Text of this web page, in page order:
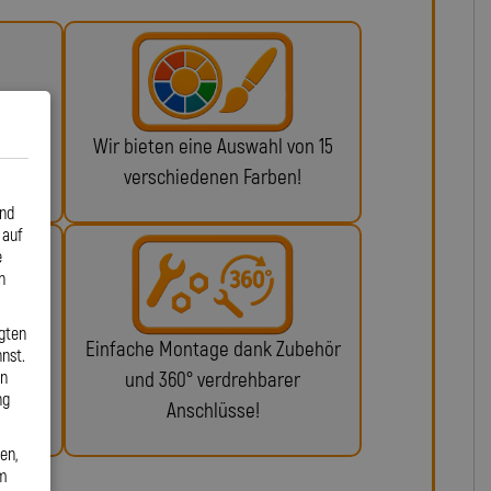
Wir bieten eine Auswahl von 15
verschiedenen Farben!
Einfache Montage dank Zubehör
und 360° verdrehbarer
Anschlüsse!